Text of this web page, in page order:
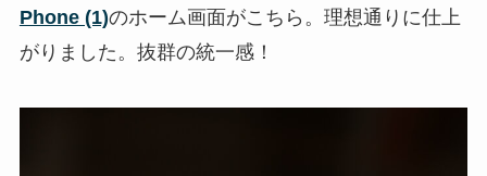
Phone (1)のホーム画面がこちら。理想通りに仕上
がりました。抜群の統一感！